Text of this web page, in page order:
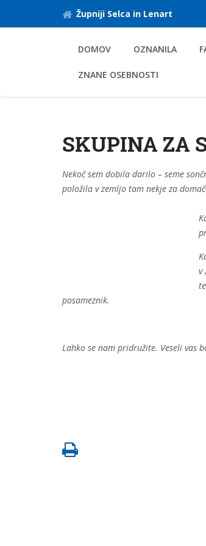
Župniji Selca in Lenart
DOMOV OZNANILA
ZNANE OSEBNOSTI
SKUPINA ZA
Nekoč sem dobila darilo – seme
položila v zemljo tam nekje za
v
posameznik.
Lahko se nam pridružite. Veseli vas